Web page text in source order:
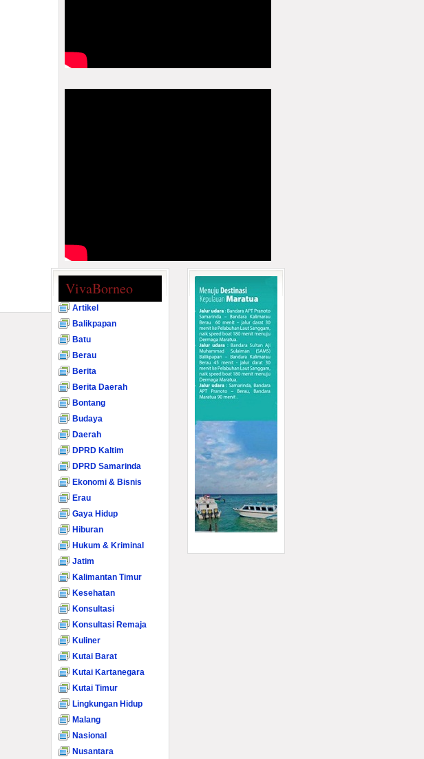
VivaBorneo
Artikel
Balikpapan
Batu
Berau
Berita
Berita Daerah
Bontang
Budaya
Daerah
DPRD Kaltim
DPRD Samarinda
Ekonomi & Bisnis
Erau
Gaya Hidup
Hiburan
Hukum & Kriminal
Jatim
Kalimantan Timur
Kesehatan
Konsultasi
Konsultasi Remaja
Kuliner
Kutai Barat
Kutai Kartanegara
Kutai Timur
Lingkungan Hidup
Malang
Nasional
Nusantara